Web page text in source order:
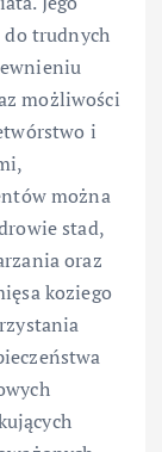
do trudnych
możliwości
i
można
stad,
oraz
koziego